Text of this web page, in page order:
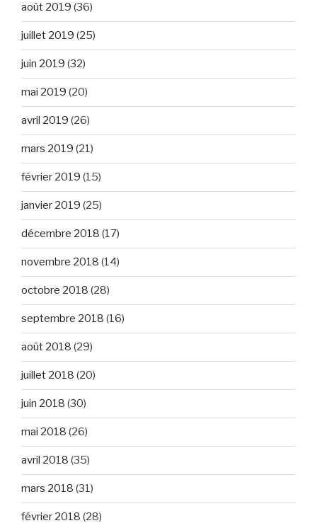
août 2019 (36)
juillet 2019 (25)
juin 2019 (32)
mai 2019 (20)
avril 2019 (26)
mars 2019 (21)
février 2019 (15)
janvier 2019 (25)
décembre 2018 (17)
novembre 2018 (14)
octobre 2018 (28)
septembre 2018 (16)
août 2018 (29)
juillet 2018 (20)
juin 2018 (30)
mai 2018 (26)
avril 2018 (35)
mars 2018 (31)
février 2018 (28)